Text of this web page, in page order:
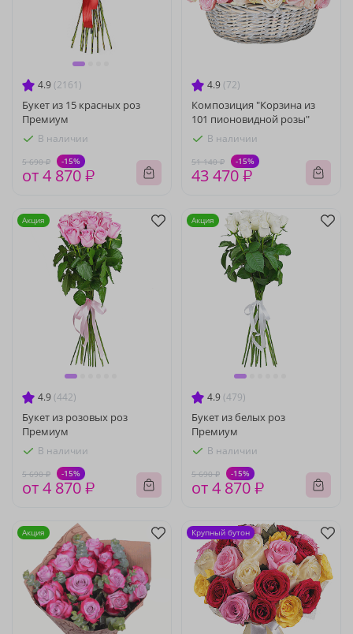
4.9 (2161)
Букет из 15 красных роз
Премиум
В наличии
5 690 ₽ -15%
от 4 870 ₽
4.9 (72)
Композиция "Корзина из
101 пионовидной розы"
В наличии
51 140 ₽ -15%
43 470 ₽
4.9 (442)
Букет из розовых роз
Премиум
В наличии
5 690 ₽ -15%
от 4 870 ₽
Акция
4.9 (479)
Букет из белых роз
Премиум
В наличии
5 690 ₽ -15%
от 4 870 ₽
Акция
Акция Крупный бутон